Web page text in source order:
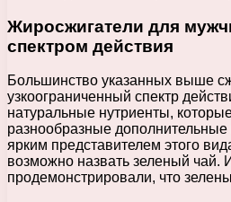
Жиросжигатели для
спектром действия
Большинство указанных выше
узкоограниченный спектр
натуральные нутриенты,
разнообразные
ярким представителем этого
возможно назвать зеленый чай.
продемонстрировали, что